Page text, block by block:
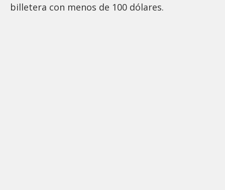
billetera con menos de 100 dólares.